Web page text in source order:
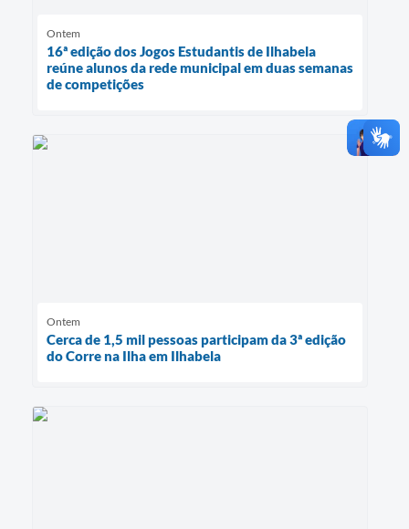
Ontem
16ª edição dos Jogos Estudantis de Ilhabela
reúne alunos da rede municipal em duas semanas
de competições
Ontem
Cerca de 1,5 mil pessoas participam da 3ª edição
do Corre na Ilha em Ilhabela